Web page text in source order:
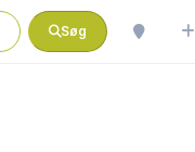
Søg